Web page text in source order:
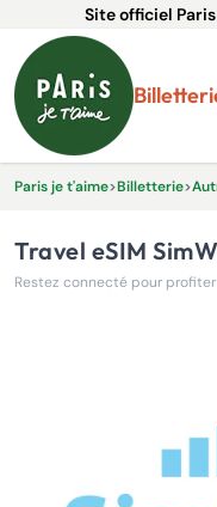
Site officiel
Paris je t'aime>Billetterie>
Travel eSIM
Restez connecté pour